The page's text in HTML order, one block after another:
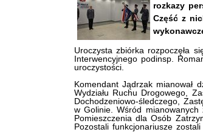
rozkazy
Część z
Uroczysta zbiórka rozpoczęła
Interwencyjnego podinsp.
uroczystości.
Komendant Jądrzak mianował
Wydziału Ruchu Drogowego,
Dochodzeniowo-śledczego,
w Golinie. Wśród mianowanych
Pomieszczenia dla Osób
Pozostali funkcjonariusze